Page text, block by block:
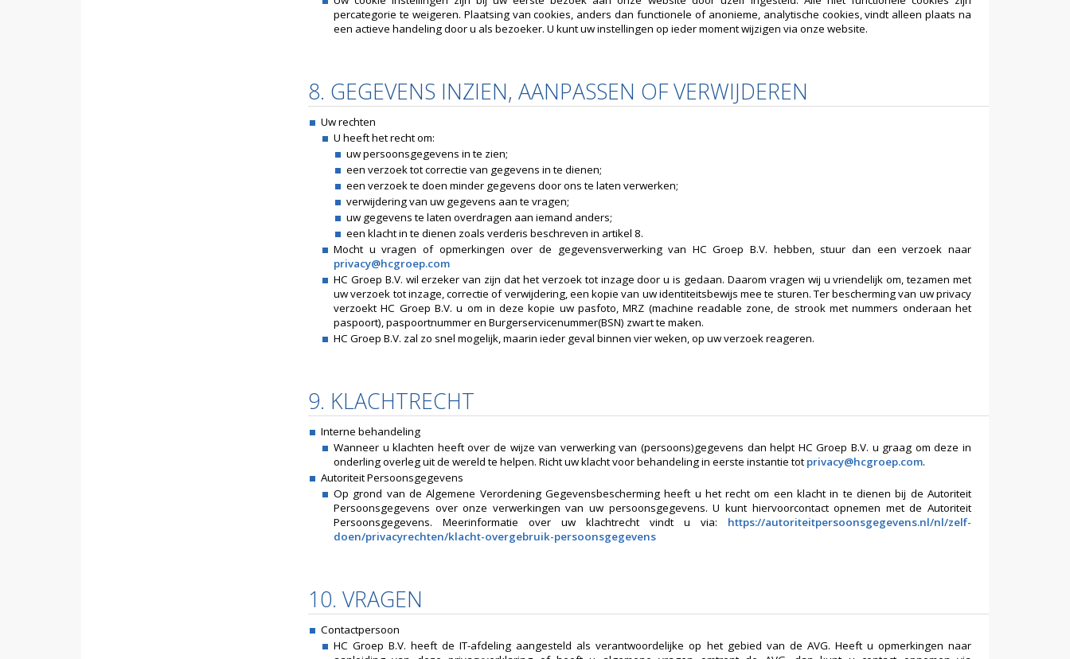
percategorie te weigeren. Plaatsing van cookies, anders dan functionele of anonieme, analytische cookies, vindt alleen plaats na
een actieve handeling door u als bezoeker. U kunt uw instellingen op ieder moment wijzigen via onze website.
8. GEGEVENS INZIEN, AANPASSEN OF VERWIJDEREN
Uw rechten
U heeft het recht om:
uw persoonsgegevens in te zien;
een verzoek tot correctie van gegevens in te dienen;
een verzoek te doen minder gegevens door ons te laten verwerken;
verwijdering van uw gegevens aan te vragen;
uw gegevens te laten overdragen aan iemand anders;
een klacht in te dienen zoals verderis beschreven in artikel 8.
Mocht u vragen of opmerkingen over de gegevensverwerking van HC Groep B.V. hebben, stuur dan een verzoek naar
privacy@hcgroep.com
HC Groep B.V. wil erzeker van zijn dat het verzoek tot inzage door u is gedaan. Daarom vragen wij u vriendelijk om, tezamen met
uw verzoek tot inzage, correctie of verwijdering, een kopie van uw identiteitsbewijs mee te sturen. Ter bescherming van uw privacy
verzoekt HC Groep B.V. u om in deze kopie uw pasfoto, MRZ (machine readable zone, de strook met nummers onderaan het
paspoort), paspoortnummer en Burgerservicenummer(BSN) zwart te maken.
HC Groep B.V. zal zo snel mogelijk, maarin ieder geval binnen vier weken, op uw verzoek reageren.
9. KLACHTRECHT
Interne behandeling
Wanneer u klachten heeft over de wijze van verwerking van (persoons)gegevens dan helpt HC Groep B.V. u graag om deze in
onderling overleg uit de wereld te helpen. Richt uw klacht voor behandeling in eerste instantie tot privacy@hcgroep.com.
Autoriteit Persoonsgegevens
Op grond van de Algemene Verordening Gegevensbescherming heeft u het recht om een klacht in te dienen bij de Autoriteit
Persoonsgegevens over onze verwerkingen van uw persoonsgegevens. U kunt hiervoorcontact opnemen met de Autoriteit
Persoonsgegevens. Meerinformatie over uw klachtrecht vindt u via: https://autoriteitpersoonsgegevens.nl/nl/zelf-
doen/privacyrechten/klacht-overgebruik-persoonsgegevens
10. VRAGEN
Contactpersoon
HC Groep B.V. heeft de IT-afdeling aangesteld als verantwoordelijke op het gebied van de AVG. Heeft u opmerkingen naar